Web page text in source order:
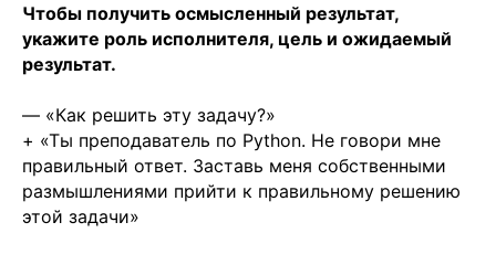
Чтобы получить осмысленный результат,
укажите роль исполнителя, цель и ожидаемый
результат.
— «Как решить эту задачу?»
+ «Ты преподаватель по Python. Не говори мне
правильный ответ. Заставь меня собственными
размышлениями прийти к правильному решению
этой задачи»